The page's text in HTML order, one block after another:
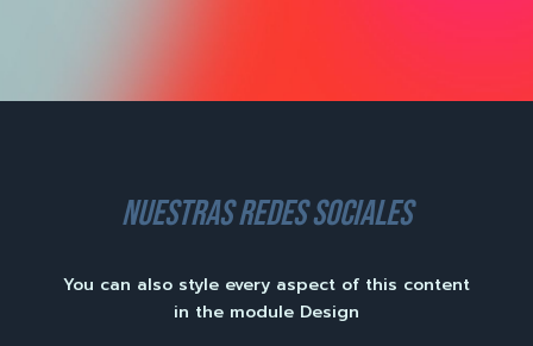
nuestras redes sociales
You can also style every aspect of this content
in the module Design